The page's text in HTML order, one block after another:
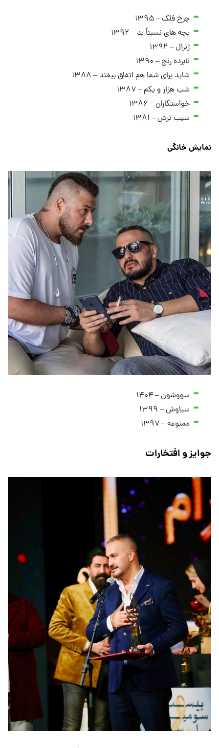
چرخ فلک – ۱۳۹۵
بچه ‌های نسبتاً بد – ۱۳۹۲
ژنرال – ۱۳۹۲
نابرده رنج – ۱۳۹۰
شاید برای شما هم اتفاق بیفتد – ۱۳۸۸
شب هزار و یکم – ۱۳۸۷
خواستگاران – ۱۳۸۶
سیب ترش – ۱۳۸۱
نمایش خانگی
سووشون – ۱۴۰۴
سیاوش – ۱۳۹۹
ممنوعه – ۱۳۹۷
جوایز و افتخارات